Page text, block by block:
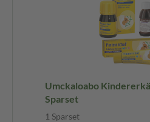
Umckaloabo
Sparset
1 Sparset